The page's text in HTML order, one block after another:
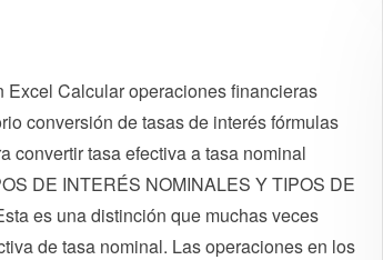
Excel Calcular operaciones financieras
conversión de tasas de interés fórmulas
convertir tasa efectiva a tasa nominal
DE INTERÉS NOMINALES Y TIPOS DE
es una distinción que muchas veces
de tasa nominal. Las operaciones en los